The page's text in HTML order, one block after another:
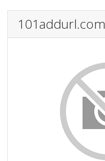
101addurl.com